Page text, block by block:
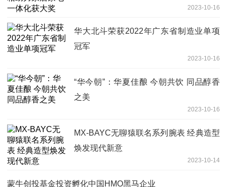
2023-10-16
华大北斗荣获2022年广东省制造业单项
冠军
2023-10-16
“华今朝”：华夏佳酿 今朝共饮 同品醇香
之美
2023-10-16
MX-BAYC无聊猿联名系列腕表 经典造型
焕发现代新意
2023-10-14
蒙牛创投基金投资孵化中国HMO黑马企业